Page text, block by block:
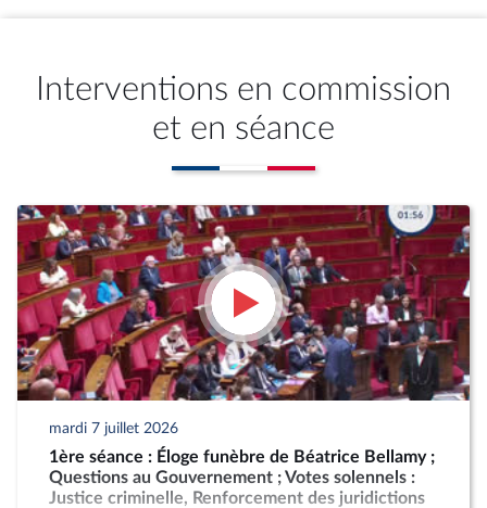
Interventions en commission
et en séance
mardi 7 juillet 2026
1ère séance : Éloge funèbre de Béatrice Bellamy ;
Questions au Gouvernement ; Votes solennels :
Justice criminelle, Renforcement des juridictions